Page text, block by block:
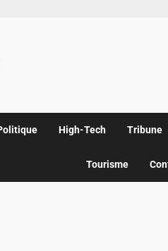
High-Tech Tribune
Tourisme